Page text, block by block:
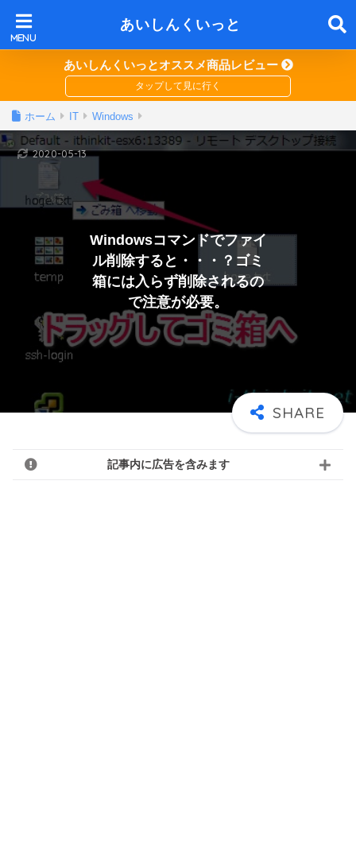
あいしんくいっと
あいしんくいっとオススメ商品レビュー
ホーム IT Windows
Windowsコマンドでファイ
ル削除すると・・・？ゴミ
箱には入らず削除されるの
で注意が必要。
2020-05-13
記事内に広告を含みます